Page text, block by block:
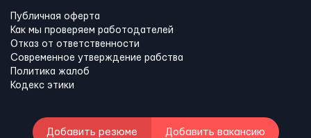
Публичная оферта
Как мы проверяем работодателей
Отказ от ответственности
Современное утверждение рабства
Политика жалоб
Кодекс этики
Добавить резюме Добавить вакансию